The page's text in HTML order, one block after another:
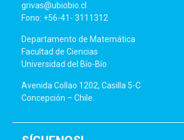
grivas@ubiobio.cl
Fono: +56-41- 3111312
Departamento de Matemática
Facultad de Ciencias
Universidad del Bío-Bío
Avenida Collao 1202, Casilla 5-C
Concepción – Chile.